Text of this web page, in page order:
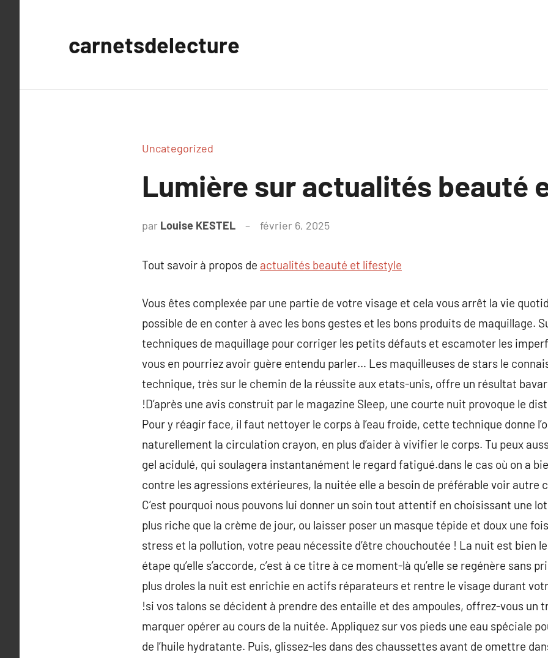
carnetsdelecture
Uncategorized
Lumière sur actualités beauté
par Louise KESTEL février 6, 2025
Tout savoir à propos de actualités beauté et lifestyle
Vous êtes complexée par une partie de votre visage et cela vous arrêt la vie
possible de en conter à avec les bons gestes et les bons produits de maquillage.
techniques de maquillage pour corriger les petits défauts et escamoter les
vous en pourriez avoir guère entendu parler… Les maquilleuses de stars le
technique, très sur le chemin de la réussite aux etats-unis, offre un résultat
!D’après une avis construit par le magazine Sleep, une courte nuit provoque le
Pour y réagir face, il faut nettoyer le corps à l’eau froide, cette technique donne
naturellement la circulation crayon, en plus d’aider à vivifier le corps. Tu peux
gel acidulé, qui soulagera instantanément le regard fatigué.dans le cas où on a
contre les agressions extérieures, la nuitée elle a besoin de préférable voir autre
C’est pourquoi nous pouvons lui donner un soin tout attentif en choisissant une
plus riche que la crème de jour, ou laisser poser un masque tépide et doux une
stress et la pollution, votre peau nécessite d’être chouchoutée ! La nuit est bien
étape qu’elle s’accorde, c’est à ce titre à ce moment-là qu’elle se regénère sans
plus droles la nuit est enrichie en actifs réparateurs et rentre le visage durant
!si vos talons se décident à prendre des entaille et des ampoules, offrez-vous un
marquer opérer au cours de la nuitée. Appliquez sur vos pieds une eau spéciale
de l’huile hydratante. Puis, glissez-les dans des chaussettes avant de omettre